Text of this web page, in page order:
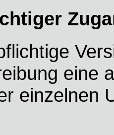
eine
einzelnen